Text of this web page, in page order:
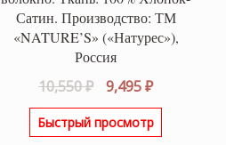
Сатин. Производство: ТМ
«NATURE’S» («Натурес»),
Россия
10,550₽
Первоначальная
цена
составляла
9,495₽Текущая
цена:
9,495 ₽.
Быстрый просмотр